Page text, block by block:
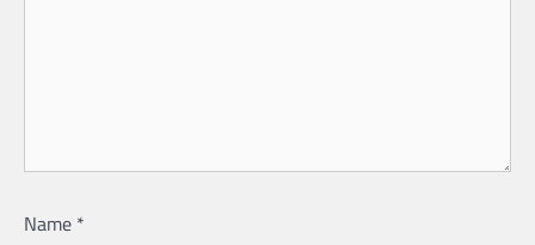
Name *